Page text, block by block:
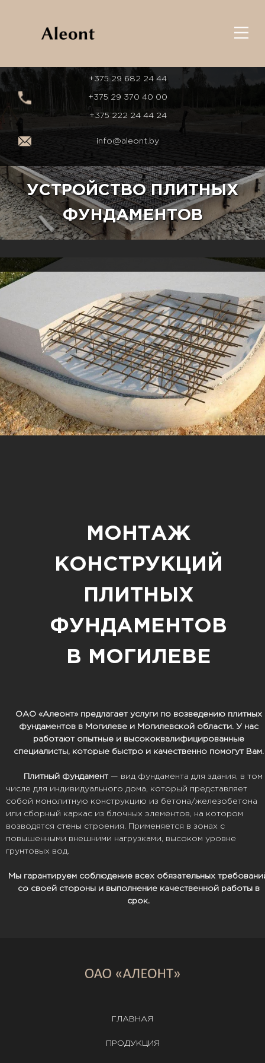
+375 29 682 24 44
+375 29 370 40 00
+375 222 24 44 24
info@aleont.by
УСТРОЙСТВО ПЛИТНЫХ
ФУНДАМЕНТОВ
МОНТАЖ
КОНСТРУКЦИЙ
ПЛИТНЫХ
ФУНДАМЕНТОВ
В МОГИЛЕВЕ
ОАО «Алеонт» предлагает услуги по возведению плитных
фундаментов в Могилеве и Могилевской области. У нас
работают опытные и высококвалифицированные
специалисты, которые быстро и качественно помогут Вам.
Плитный фундамент — вид фундамента для здания, в том
числе для индивидуального дома, который представляет
собой монолитную конструкцию из бетона/железобетона
или сборный каркас из блочных элементов, на котором
возводятся стены строения. Применяется в зонах с
повышенными внешними нагрузками, высоком уровне
грунтовых вод.
Мы гарантируем соблюдение всех обязательных
со своей стороны и выполнение качественной работы в
срок.
ГЛАВНАЯ
ПРОДУКЦИЯ